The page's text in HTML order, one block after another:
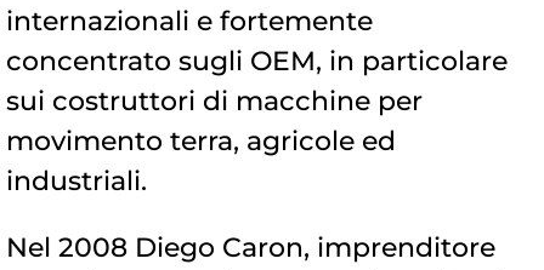
internazionali e fortemente
concentrato sugli OEM, in particolare
sui costruttori di macchine per
movimento terra, agricole ed
industriali.
Nel 2008 Diego Caron, imprenditore